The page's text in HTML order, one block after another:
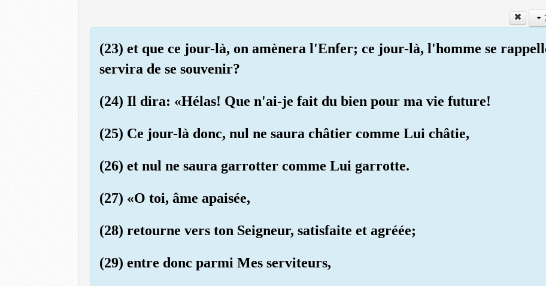
(23) et que ce jour-là, on amènera l'Enfer; ce jour-là, l'homme se
servira de se souvenir?
(24) Il dira: «Hélas! Que n'ai-je fait du bien pour ma vie future!
(25) Ce jour-là donc, nul ne saura châtier comme Lui châtie,
(26) et nul ne saura garrotter comme Lui garrotte.
(27) «O toi, âme apaisée,
(28) retourne vers ton Seigneur, satisfaite et agréée;
(29) entre donc parmi Mes serviteurs,